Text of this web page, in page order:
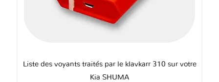
Liste des voyants traités par le klavkarr 310 sur votre
Kia SHUMA